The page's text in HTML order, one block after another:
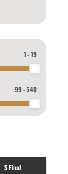
1 - 19
99 - 540
$ Final